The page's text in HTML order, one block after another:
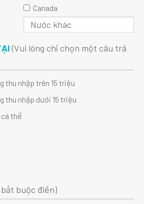
Canada
(Vui lòng chỉ chọn một câu trả
thu nhập trên 15 triệu
thu nhập dưới 15 triệu
cá thể
bắt buộc điền)